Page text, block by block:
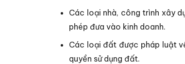
Các loại nhà, công trình xây
phép đưa vào kinh doanh.
Các loại đất được pháp luật
quyền sử dụng đất.